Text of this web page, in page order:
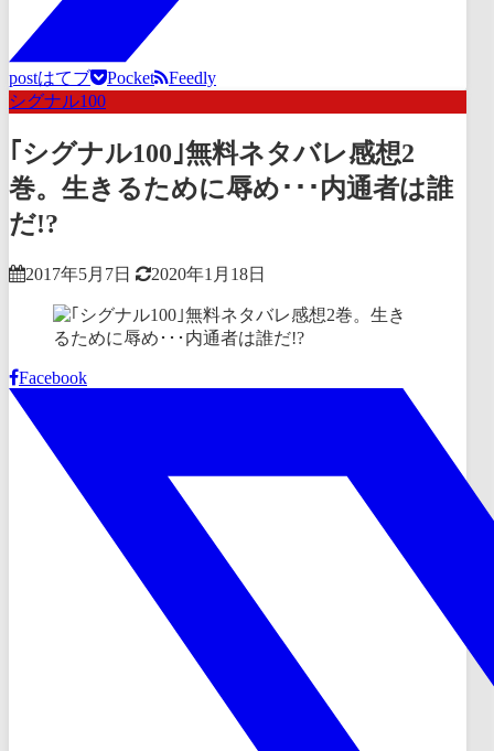
postはてブ Pocket
Feedly
シグナル100
｢シグナル100｣無料ネタバレ感想2
巻。生きるために辱め･･･内通者は誰
だ!?
2017年5月7日 2020年1月18日
Facebook